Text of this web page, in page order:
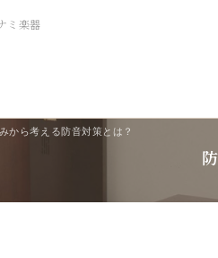
ミ楽器
から考える防音対策とは？